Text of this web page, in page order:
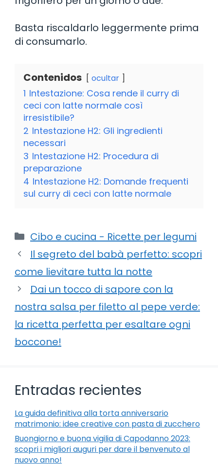
Basta riscaldarlo leggermente prima
di consumarlo.
Contenidos ocultar
1 Intestazione: Cosa rende il curry di
ceci con latte normale così
irresistibile?
2 Intestazione H2: Gli ingredienti
necessari
3 Intestazione H2: Procedura di
preparazione
4 Intestazione H2: Domande frequenti
sul curry di ceci con latte normale
Categorie
Cibo e cucina - Ricette per legumi
Il segreto del babà perfetto: scopri
come lievitare tutta la notte
Dai un tocco di sapore con la
nostra salsa per filetto al pepe verde:
la ricetta perfetta per esaltare ogni
boccone!
Entradas recientes
La guida definitiva alla torta anniversario
matrimonio: idee creative con pasta di zucchero
Buongiorno e buona vigilia di Capodanno 2023:
scopri i migliori auguri per dare il benvenuto al
nuovo anno!